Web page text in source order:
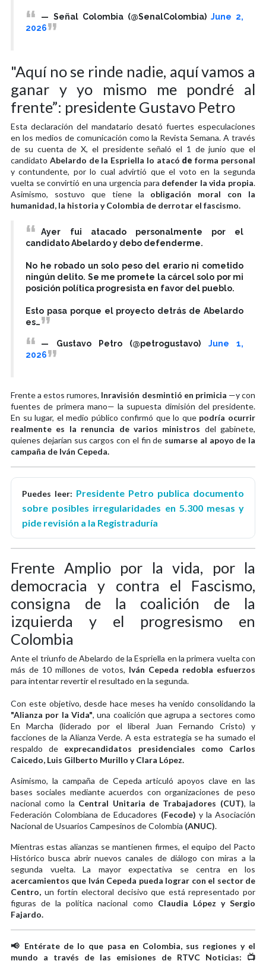
— Señal Colombia (@SenalColombia) June 2,
2026
"Aquí no se rinde nadie, aquí vamos a
ganar y yo mismo me pondré al
frente”: presidente Gustavo Petro
Esta declaración del mandatario desató fuertes especulaciones
en los medios de comunicación como la Revista Semana. A través
de su cuenta de X, el presidente señaló el 1 de junio que el
candidato Abelardo de la Espriella lo atacó deforma personal
y contundente, por lo cual advirtió que el voto en la segunda
vuelta se convirtió en una urgencia para defender la vida propia.
Asimismo, sostuvo que tiene la obligación moral con la
humanidad, la historia y Colombia de derrotar el fascismo.
Ayer fui atacado personalmente por el
candidato Abelardo y debo defenderme.
No he robado un solo peso del erario ni cometido
ningún delito. Se me promete la cárcel solo por mi
posición política progresista en favor del pueblo.
Esto pasa porque el proyecto detrás de Abelardo
es…
— Gustavo Petro (@petrogustavo) June 1,
2026
Frente a estos rumores, Inravisión desmintió en primicia —y con
fuentes de primera mano— la supuesta dimisión del presidente.
En su lugar, el medio público confirmó que lo que podría ocurrir
realmente es la renuncia de varios ministros del gabinete,
quienes dejarían sus cargos con el fin de sumarse al apoyo de la
campaña de Iván Cepeda.
Puedes leer: Presidente Petro publica documento
sobre posibles irregularidades en 5.300 mesas y
pide revisión a la Registraduría
Frente Amplio por la vida, por la
democracia y contra el Fascismo,
consigna de la coalición de la
izquierda y el progresismo en
Colombia
Ante el triunfo de Abelardo de la Espriella en la primera vuelta con
más de 10 millones de votos, Iván Cepeda redobla esfuerzos
para intentar revertir el resultado en la segunda.
Con este objetivo, desde hace meses ha venido consolidando la
"Alianza por la Vida", una coalición que agrupa a sectores como
En Marcha (liderado por el liberal Juan Fernando Cristo) y
facciones de la Alianza Verde. A esta estrategia se ha sumado el
respaldo de exprecandidatos presidenciales como Carlos
Caicedo, Luis Gilberto Murillo y Clara López.
Asimismo, la campaña de Cepeda articuló apoyos clave en las
bases sociales mediante acuerdos con organizaciones de peso
nacional como la Central Unitaria de Trabajadores (CUT), la
Federación Colombiana de Educadores (Fecode) y la Asociación
Nacional de Usuarios Campesinos de Colombia (ANUC).
Mientras estas alianzas se mantienen firmes, el equipo del Pacto
Histórico busca abrir nuevos canales de diálogo con miras a la
segunda vuelta. La mayor expectativa se centra en los
acercamientos que Iván Cepeda pueda lograr con el sector de
Centro, un fortín electoral decisivo que está representado por
figuras de la política nacional como Claudia López y Sergio
Fajardo.
📢 Entérate de lo que pasa en Colombia, sus regiones y el
mundo a través de las emisiones de RTVC Noticias: 📺